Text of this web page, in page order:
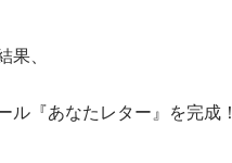
果、
ル『あなたレター』を完成！